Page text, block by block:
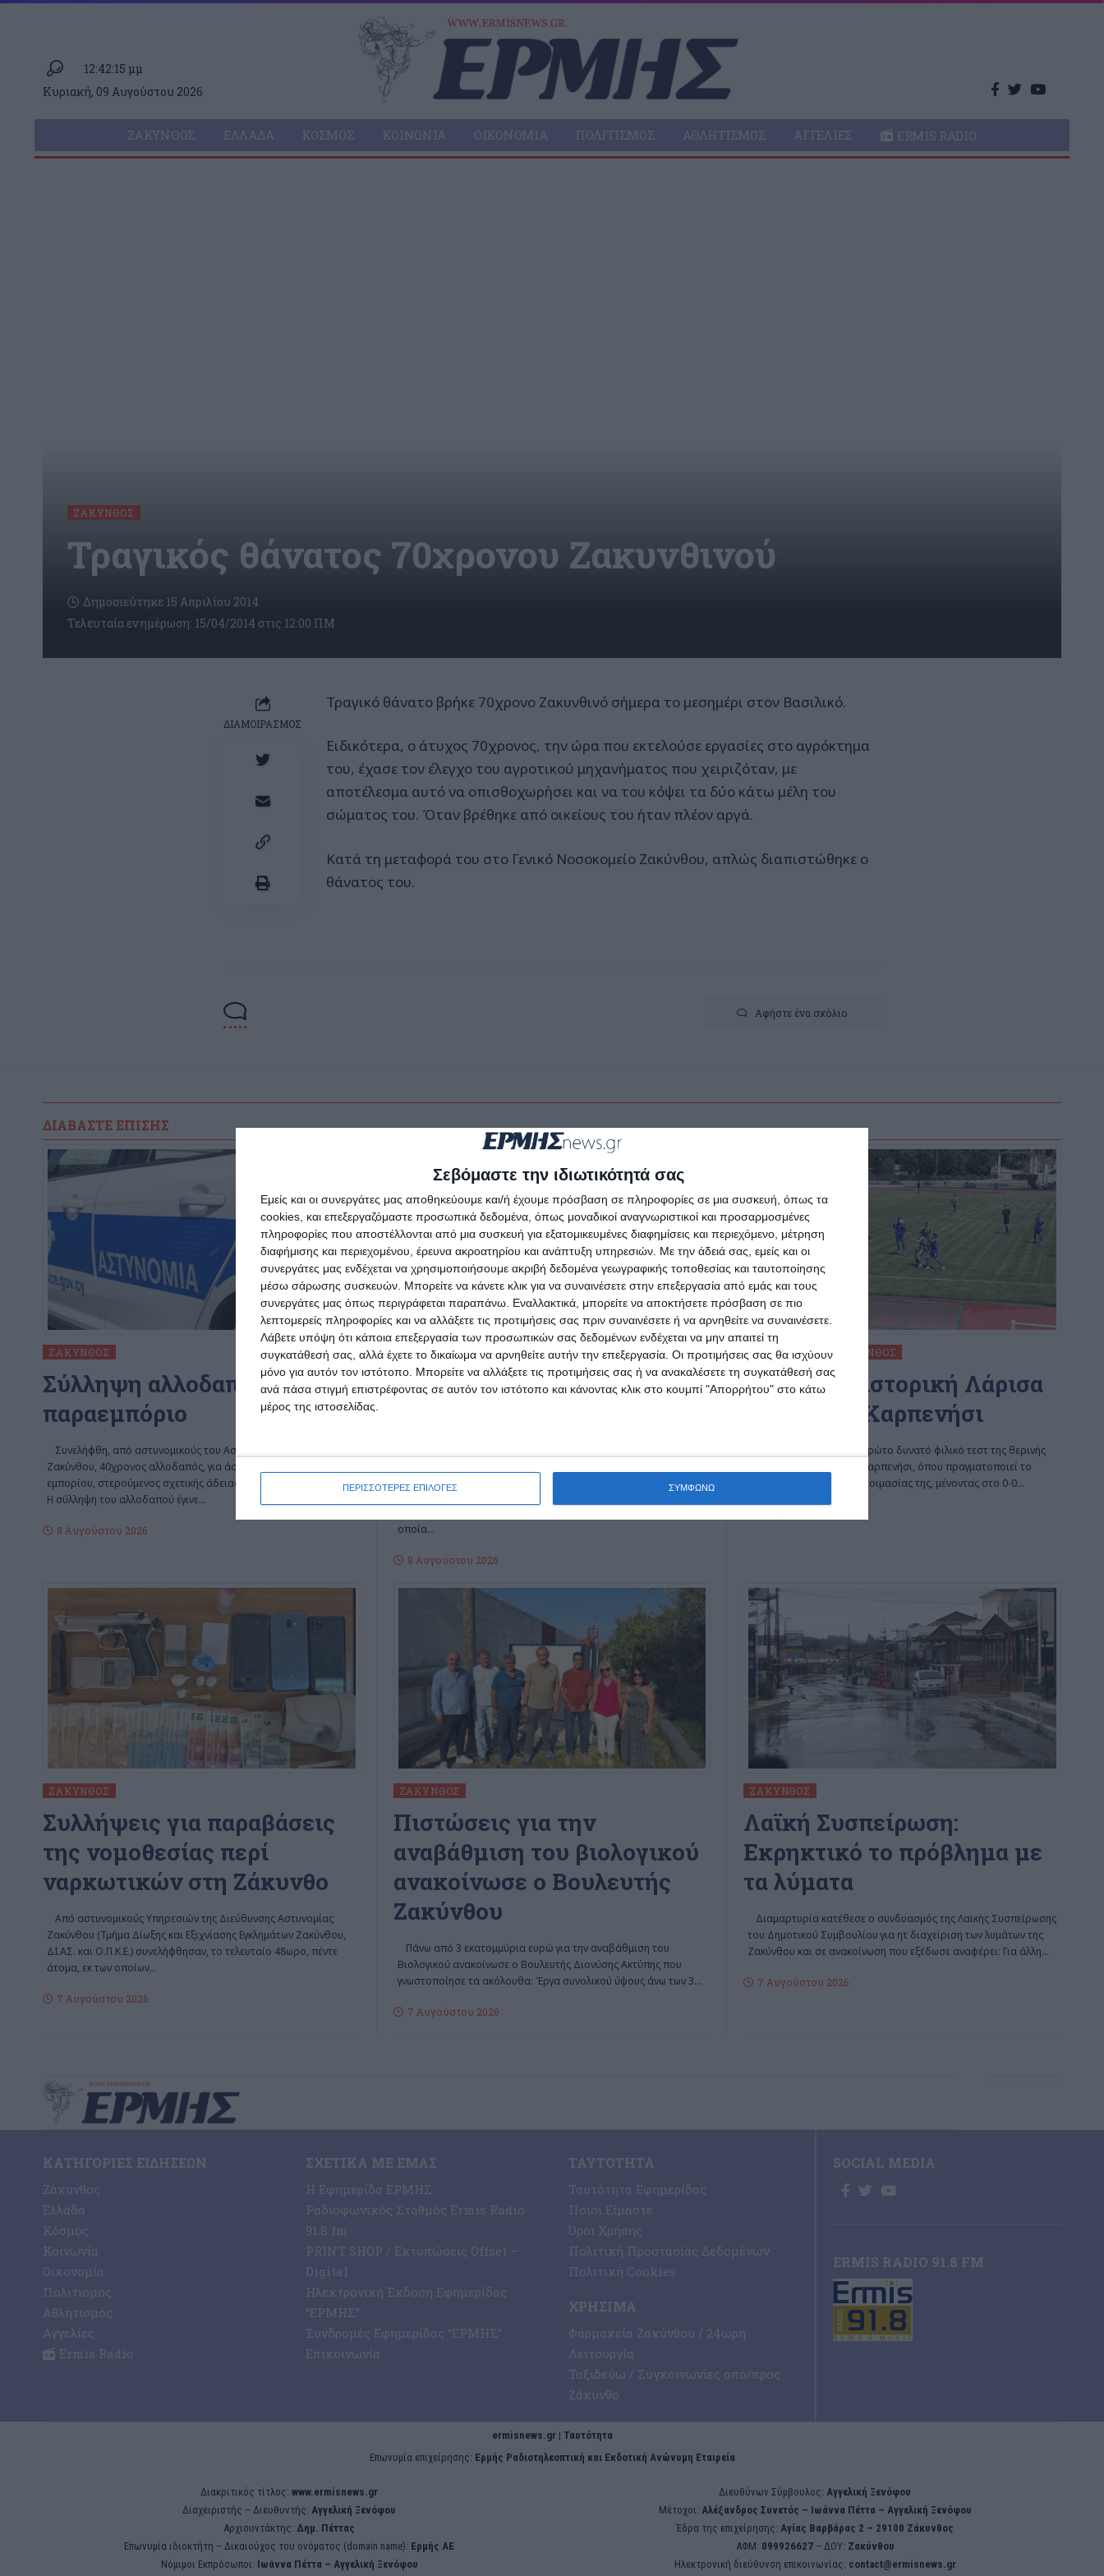
Σεβόμαστε την ιδιωτικότητά σας
Εμείς και οι συνεργάτες μας αποθηκεύουμε και/ή έχουμε πρόσβαση σε πληροφορίες σε μια συσκευή, όπως τα
cookies, και επεξεργαζόμαστε προσωπικά δεδομένα, όπως μοναδικοί αναγνωριστικοί και προσαρμοσμένες
πληροφορίες που αποστέλλονται από μια συσκευή για εξατομικευμένες διαφημίσεις και περιεχόμενο, μέτρηση
διαφήμισης και περιεχομένου, έρευνα ακροατηρίου και ανάπτυξη υπηρεσιών. Με την άδειά σας, εμείς και οι
συνεργάτες μας ενδέχεται να χρησιμοποιήσουμε ακριβή δεδομένα γεωγραφικής τοποθεσίας και ταυτοποίησης
μέσω σάρωσης συσκευών. Μπορείτε να κάνετε κλικ για να συναινέσετε στην επεξεργασία από εμάς και τους
συνεργάτες μας όπως περιγράφεται παραπάνω. Εναλλακτικά, μπορείτε να αποκτήσετε πρόσβαση σε πιο
λεπτομερείς πληροφορίες και να αλλάξετε τις προτιμήσεις σας πριν συναινέσετε ή να αρνηθείτε να συναινέσετε.
Λάβετε υπόψη ότι κάποια επεξεργασία των προσωπικών σας δεδομένων ενδέχεται να μην απαιτεί τη
συγκατάθεσή σας, αλλά έχετε το δικαίωμα να αρνηθείτε αυτήν την επεξεργασία. Οι προτιμήσεις σας θα ισχύουν
μόνο για αυτόν τον ιστότοπο. Μπορείτε να αλλάξετε τις προτιμήσεις σας ή να ανακαλέσετε τη συγκατάθεσή σας
ανά πάσα στιγμή επιστρέφοντας σε αυτόν τον ιστότοπο και κάνοντας κλικ στο κουμπί "Απορρήτου" στο κάτω
μέρος της ιστοσελίδας.
ΠΕΡΙΣΣΟΤΕΡΕΣ ΕΠΙΛΟΓΕΣ ΣΥΜΦΩΝΩ
12:42:15 μμ
Κυριακή, 09 Αυγούστου 2026
ΖΆΚΥΝΘΟΣ ΕΛΛΆΔΑ ΚΌΣΜΟΣ ΚΟΙΝΩΝΊΑ ΟΙΚΟΝΟΜΊΑ ΠΟΛΙΤΙΣΜΌΣ ΑΘΛΗΤΙΣΜΌΣ ΑΓΓΕΛΊΕΣ ERMIS RADIO
ΖΆΚΥΝΘΟΣ
Τραγικός θάνατος 70χρονου Ζακυνθινού
Τελευταία ενημέρωση: 15/04/2014 στις 12:00 ΠΜ
Δημοσιεύτηκε 15 Απριλίου 2014
ΔΙΑΜΟΙΡΑΣΜΟΣ
Τραγικό θάνατο βρήκε 70χρονο Ζακυνθινό σήμερα το μεσημέρι στον Βασιλικό.
Ειδικότερα, ο άτυχος 70χρονος, την ώρα που εκτελούσε εργασίες στο αγρόκτημα
του, έχασε τον έλεγχο του αγροτικού μηχανήματος που χειριζόταν, με
αποτέλεσμα αυτό να οπισθοχωρήσει και να του κόψει τα δύο κάτω μέλη του
σώματος του. Όταν βρέθηκε από οικείους του ήταν πλέον αργά.
Κατά τη μεταφορά του στο Γενικό Νοσοκομείο Ζακύνθου, απλώς διαπιστώθηκε ο
θάνατος του.
Αφήστε ένα σχόλιο
ΔΙΑΒΆΣΤΕ ΕΠΊΣΗΣ
ΖΆΚΥΝΘΟΣ
Σύλληψη αλλοδαπού για
παραεμπόριο
Συνελήφθη, από αστυνομικούς του Αστυνομικού Τμήματος
Ζακύνθου, 40χρονος αλλοδαπός, για άσκηση υπαίθριου
εμπορίου, στερούμενος σχετικής άδειας από την αρμόδια Αρχή.
Η σύλληψη του αλλοδαπού έγινε…
8 Αυγούστου 2026
ΖΆΚΥΝΘΟΣ
Ν.Ε. ΠΑΣΟΚ: Ασφυκτική
οποία…
8 Αυγούστου 2026
ΑΘΛΗΤΙΣΜΌΣ ΖΆΚΥΝΘΟΣ
0-0 με την ιστορική Λάρισα
ο ΑΠΣ στο Καρπενήσι
Η Ζάκυνθος έδωσε το πρώτο δυνατό φιλικό τεστ της θερινής
προετοιμασίας της στο Καρπενήσι, όπου πραγματοποιεί το
βασικό στάδιο της προετοιμασίας της, μένοντας στο 0-0…
ΖΆΚΥΝΘΟΣ
Συλλήψεις για παραβάσεις
της νομοθεσίας περί
ναρκωτικών στη Ζάκυνθο
Από αστυνομικούς Υπηρεσιών της Διεύθυνσης Αστυνομίας
Ζακύνθου (Τμήμα Δίωξης και Εξιχνίασης Εγκλημάτων Ζακύνθου,
ΔΙ.ΑΣ. και Ο.Π.Κ.Ε.) συνελήφθησαν, το τελευταίο 48ωρο, πέντε
άτομα, εκ των οποίων…
7 Αυγούστου 2026
ΖΆΚΥΝΘΟΣ
Πιστώσεις για την
αναβάθμιση του βιολογικού
ανακοίνωσε ο Βουλευτής
Ζακύνθου
Πάνω από 3 εκατομμύρια ευρώ για την αναβάθμιση του
Βιολογικού ανακοίνωσε ο Βουλευτής Διονύσης Ακτύπης που
γνωστοποίησε τα ακόλουθα: Έργα συνολικού ύψους άνω των 3…
7 Αυγούστου 2026
ΖΆΚΥΝΘΟΣ
Λαϊκή Συσπείρωση:
Εκρηκτικό το πρόβλημα με
τα λύματα
Διαμαρτυρία κατέθεσε ο συνδυασμός της Λαϊκής Συσπείρωσης
του Δημοτικού Συμβουλίου για ητ διαχείριση των λυμάτων της
Ζακύνθου και σε ανακοίνωση που εξέδωσε αναφέρει: Για άλλη…
7 Αυγούστου 2026
ΚΑΤΗΓΟΡΊΕΣ ΕΙΔΉΣΕΩΝ
Ζάκυνθος
Ελλάδα
Κόσμος
Κοινωνία
Οικονομία
Πολιτισμός
Αθλητισμός
Αγγελίες
Ermis Radio
ΣΧΕΤΙΚΆ ΜΕ ΕΜΆΣ
Η Εφημερίδα ΕΡΜΗΣ
Ραδιοφωνικός Σταθμός Ermis Radio
91.8 fm
PRINT SHOP / Εκτυπώσεις Offset –
Digital
Ηλεκτρονική Έκδοση Εφημερίδας
“ΕΡΜΗΣ”
Συνδρομές Εφημερίδας “ΕΡΜΗΣ”
Επικοινωνία
ΤΑΥΤΌΤΗΤΑ
Ταυτότητα Εφημερίδας
Ποιοι Είμαστε
Όροι Χρήσης
Πολιτική Προστασίας Δεδομένων
Πολιτική Cookies
ΧΡΉΣΙΜΑ
Φαρμακεία Ζακύνθου / 24ωρη
Λειτουργία
Ταξιδεύω / Συγκοινωνίες από/προς
Ζάκυνθο
SOCIAL MEDIA
ERMIS RADIO 91.8 FM
ermisnews.gr | Ταυτότητα
Eπωνυμία επιχείρησης: Ερμής Ραδιοτηλεοπτική και Εκδοτική Ανώνυμη Εταιρεία
Διακριτικός τίτλος: www.ermisnews.gr
Διαχειριστής – Διευθυντής: Αγγελική Ξενόφου
Αρχισυντάκτης: Δημ. Πέττας
Επωνυμία ιδιοκτήτη – Δικαιούχος του ονόματος (domain name): Ερμής ΑΕ
Νόμιμοι Εκπρόσωποι: Iωάννα Πέττα – Αγγελική Ξενόφου
Διευθύνων Σύμβουλος: Αγγελική Ξενόφου
Μέτοχοι: Αλέξανδρος Συνετός – Iωάννα Πέττα – Αγγελική Ξενόφου
Έδρα της επιχείρησης: Aγίας Βαρβάρας 2 – 29100 Ζάκυνθος
ΑΦΜ: 099926627– ΔΟΥ: Ζακύνθου
Ηλεκτρονική διεύθυνση επικοινωνίας: contact@ermisnews.gr